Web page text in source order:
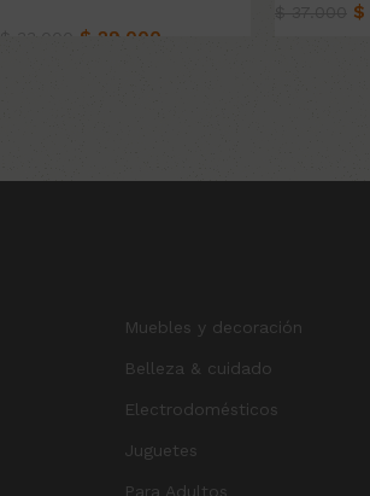
$ 29.000
$
Muebles y decoración
Belleza & cuidado
Electrodomésticos
Juguetes
Para Adultos